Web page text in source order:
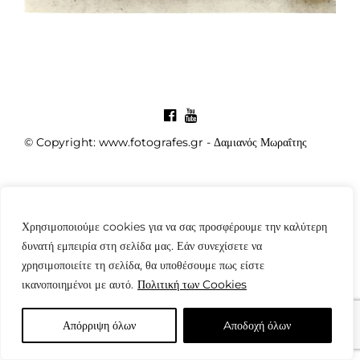
Χρησιμοποιούμε cookies για να σας προσφέρουμε την καλύτερη
δυνατή εμπειρία στη σελίδα μας. Εάν συνεχίσετε να
χρησιμοποιείτε τη σελίδα, θα υποθέσουμε πως είστε
ικανοποιημένοι με αυτό. Πολιτική των Cookies
Απόρριψη όλων Aποδοχή όλων
© Copyright: www.fotografes.gr - Δαμιανός Μωραΐτης